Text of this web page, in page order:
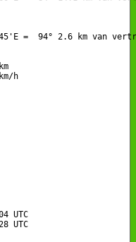
=  94° 2.6 km van
h
UTC
UTC